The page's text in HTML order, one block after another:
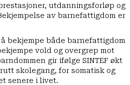
utdanningsforløp og
av barnefattigdom er
bekjempe både barnefattigdom
vold og overgrep mot
gir ifølge SINTEF økt
skolegang, for somatisk og
senere i livet.